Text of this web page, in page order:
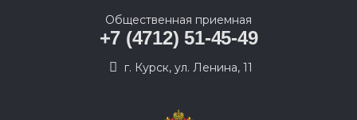
Общественная приемная
+7 (4712) 51-45-49
г. Курск, ул. Ленина, 11